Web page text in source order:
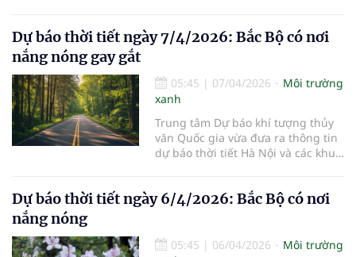
Dự báo thời tiết ngày 7/4/2026: Bắc Bộ có nơi
nắng nóng gay gắt
05:45 | 07/04/2026
Môi trường
xanh
Trung tâm Dự báo khí tượng thủy
văn Quốc gia vừa đưa ra thông tin
dự báo thời tiết Hà Nội và các khu
Dự báo thời tiết ngày 6/4/2026: Bắc Bộ có nơi
nắng nóng
05:45 | 06/04/2026
Môi trường